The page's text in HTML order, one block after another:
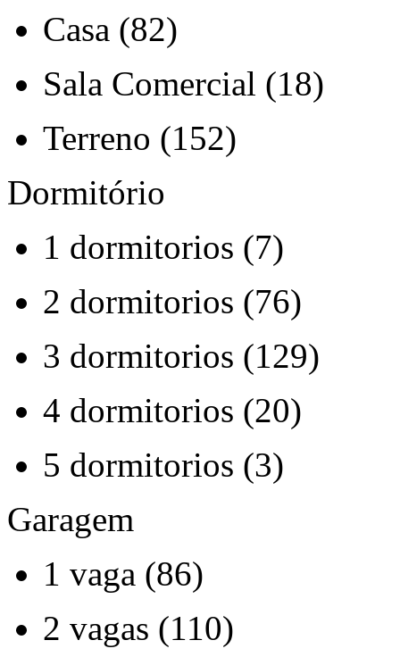
Casa (82)
Sala Comercial (18)
Terreno (152)
Dormitório
1 dormitorios (7)
2 dormitorios (76)
3 dormitorios (129)
4 dormitorios (20)
5 dormitorios (3)
Garagem
1 vaga (86)
2 vagas (110)